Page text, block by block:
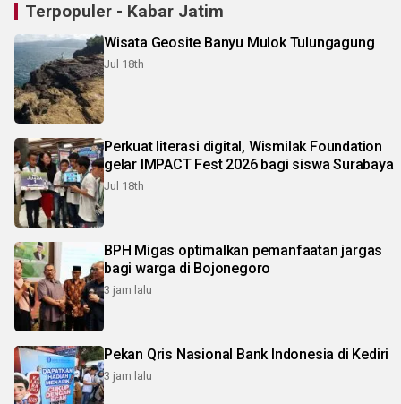
Terpopuler - Kabar Jatim
Wisata Geosite Banyu Mulok Tulungagung
Jul 18th
Perkuat literasi digital, Wismilak Foundation
gelar IMPACT Fest 2026 bagi siswa Surabaya
Jul 18th
BPH Migas optimalkan pemanfaatan jargas
bagi warga di Bojonegoro
3 jam lalu
Pekan Qris Nasional Bank Indonesia di Kediri
3 jam lalu